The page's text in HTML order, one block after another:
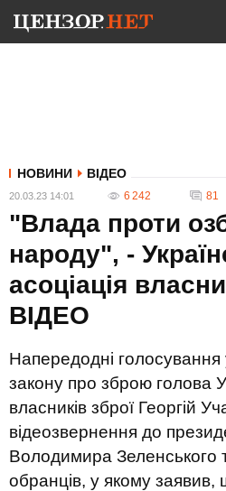
НОВИНИ ВІДЕО
20.03.23 14:01 6 242 81
"Влада проти
народу", -
асоціація
ВIДЕО
Напередодні
закону про зброю голова
власників зброї Георгій
відеозвернення до
Володимира Зеленського
обранців, у якому